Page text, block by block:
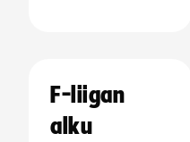
F-liigan
alku